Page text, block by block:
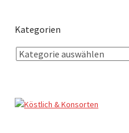
Kategorien